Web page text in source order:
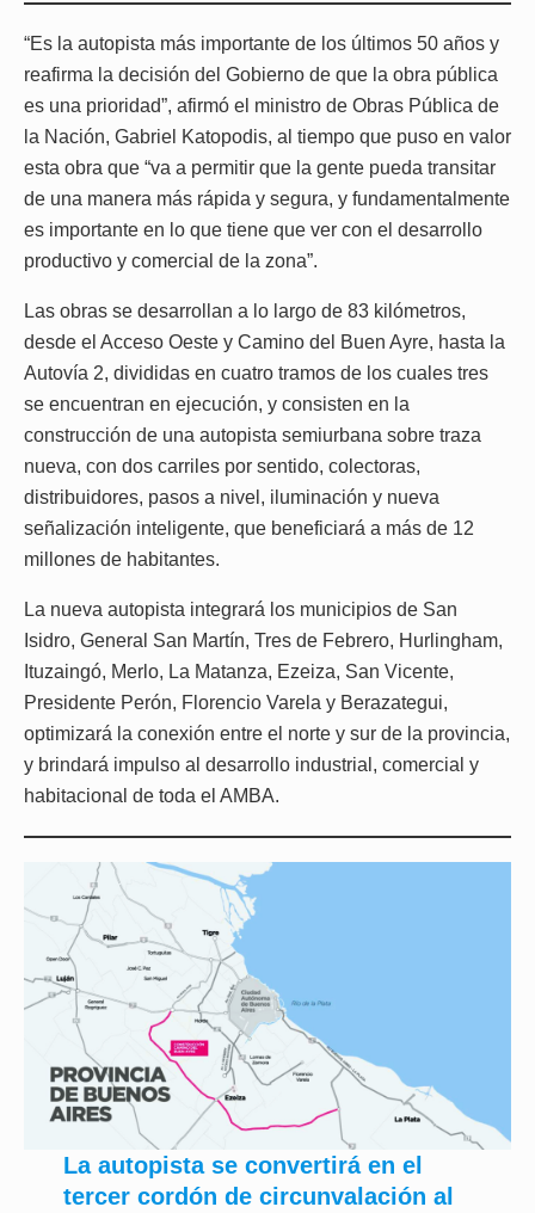
“Es la autopista más importante de los últimos 50 años y
reafirma la decisión del Gobierno de que la obra pública
es una prioridad”, afirmó el ministro de Obras Pública de
la Nación, Gabriel Katopodis, al tiempo que puso en valor
esta obra que “va a permitir que la gente pueda transitar
de una manera más rápida y segura, y fundamentalmente
es importante en lo que tiene que ver con el desarrollo
productivo y comercial de la zona”.
Las obras se desarrollan a lo largo de 83 kilómetros,
desde el Acceso Oeste y Camino del Buen Ayre, hasta la
Autovía 2, divididas en cuatro tramos de los cuales tres
se encuentran en ejecución, y consisten en la
construcción de una autopista semiurbana sobre traza
nueva, con dos carriles por sentido, colectoras,
distribuidores, pasos a nivel, iluminación y nueva
señalización inteligente, que beneficiará a más de 12
millones de habitantes.
La nueva autopista integrará los municipios de San
Isidro, General San Martín, Tres de Febrero, Hurlingham,
Ituzaingó, Merlo, La Matanza, Ezeiza, San Vicente,
Presidente Perón, Florencio Varela y Berazategui,
optimizará la conexión entre el norte y sur de la provincia,
y brindará impulso al desarrollo industrial, comercial y
habitacional de toda el AMBA.
La autopista se convertirá en el
tercer cordón de circunvalación al